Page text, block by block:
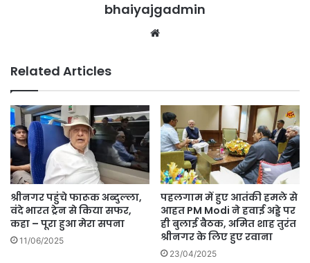
bhaiyajgadmin
Related Articles
श्रीनगर पहुंचे फारूक अब्दुल्ला,
वंदे भारत ट्रेन से किया सफर,
कहा – पूरा हुआ मेरा सपना
11/06/2025
पहलगाम में हुए आतंकी हमले से
आहत PM Modi ने हवाई अड्डे पर
ही बुलाई बैठक, अमित शाह तुरंत
श्रीनगर के लिए हुए रवाना
23/04/2025